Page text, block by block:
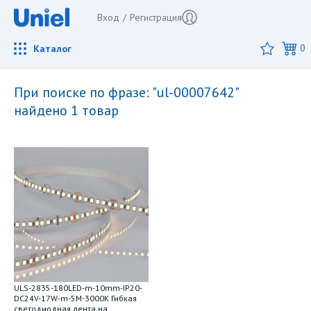
Вход / Регистрация
Каталог 0
при поиске по фразе: "ul-00007642"
найдено 1 товар
ULS-2835-180LED-m-10mm-IP20-
DC24V-17W-m-5M-3000K Гибкая
светодиодная лента на